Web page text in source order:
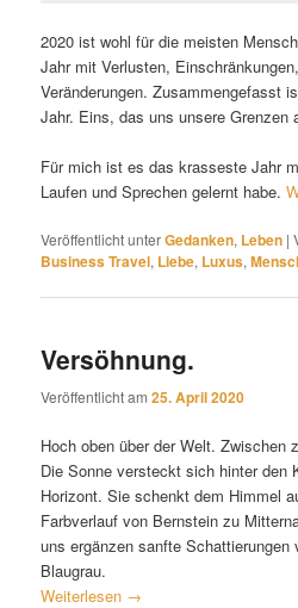
2020 ist wohl für die meisten
Jahr mit Verlusten,
Veränderungen. Zusammengefasst
Jahr. Eins, das uns unsere Grenzen
Für mich ist es das krasseste Jahr
Laufen und Sprechen gelernt habe.
Veröffentlicht unterGedanken, Leben |
Business Travel, Liebe, Luxus,
Versöhnung.
Veröffentlicht am25. April 2020
Hoch oben über der Welt. Zwischen
Die Sonne versteckt sich hinter den
Horizont. Sie schenkt dem Himmel
Farbverlauf von Bernstein zu
uns ergänzen sanfte Schattierungen
Blaugrau.
Weiterlesen →